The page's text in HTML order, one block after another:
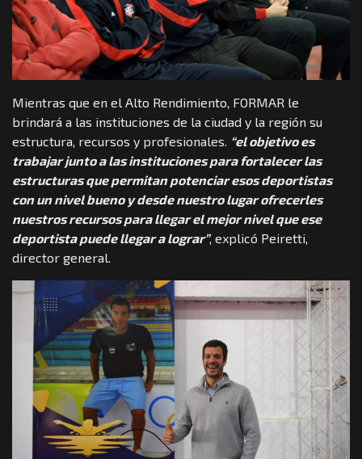
Mientras que en el Alto Rendimiento, FORMAR le
brindará a las instituciones de la ciudad y la región su
estructura, recursos y profesionales. “el objetivo es
trabajar junto a las instituciones para fortalecer las
estructuras que permitan potenciar esos deportistas
con un nivel bueno y desde nuestro lugar ofrecerles
nuestros recursos para llegar el mejor nivel que ese
deportista puede llegar a lograr”, explicó Peiretti,
director general.